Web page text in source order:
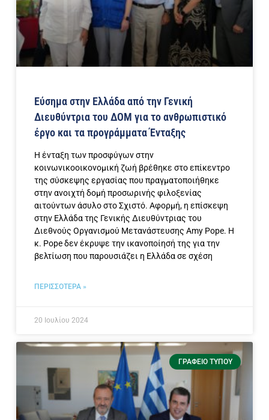
Εύσημα στην Ελλάδα από την Γενική
Διευθύντρια του ΔΟΜ για το ανθρωπιστικό
έργο και τα προγράμματα Ένταξης
Η ένταξη των προσφύγων στην
κοινωνικοοικονομική ζωή βρέθηκε στο επίκεντρο
της σύσκεψης εργασίας που πραγματοποιήθηκε
στην ανοιχτή δομή προσωρινής φιλοξενίας
αιτούντων άσυλο στο Σχιστό. Αφορμή, η επίσκεψη
στην Ελλάδα της Γενικής Διευθύντριας του
Διεθνούς Οργανισμού Μετανάστευσης Amy Pope. Η
κ. Pope δεν έκρυψε την ικανοποίησή της για την
βελτίωση που παρουσιάζει η Ελλάδα σε σχέση
ΠΕΡΙΣΣΟΤΕΡΑ »
20 Ιουλίου 2024
ΓΡΑΦΕΊΟ ΤΎΠΟΥ